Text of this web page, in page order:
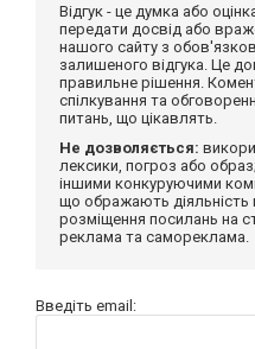
Відгук - це думка або
передати досвід або
нашого сайту з
залишеного відгука. Це
правильне рішення.
спілкування та
питань, що цікавлять.
Не дозволяється:
лексики, погроз або
іншими конкуруючими
що ображають діяльність
розміщення посилань на
реклама та самореклама.
Введіть email: